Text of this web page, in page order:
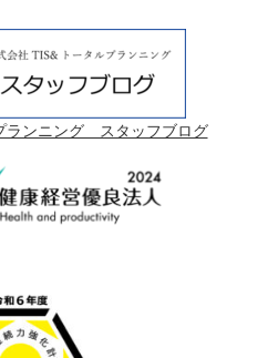
ランニング スタッフブログ